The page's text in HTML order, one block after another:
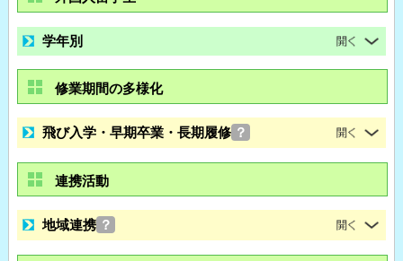
学年別
修業期間の多様化
飛び入学・早期卒業・長期履修 ？
連携活動
地域連携 ？